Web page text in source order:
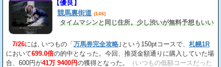
【優良】
競馬裏街道 (146)
タイムマシンと同じ住所。少し渋いが無料予想もいい
7/26には, いつもの「 万馬券完全攻略 ｣という150ptコースで、 札幌1R
において699.0倍の的中となった。今回、推奨金額通りに購入していた場
合、600円が41万 9400円の獲得となった。
（いつもの低額コースだった